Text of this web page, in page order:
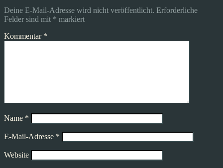
Deine E-Mail-Adresse wird nicht veröffentlicht. Erforderliche
Felder sind mit * markiert
Kommentar *
Name *
E-Mail-Adresse *
Website